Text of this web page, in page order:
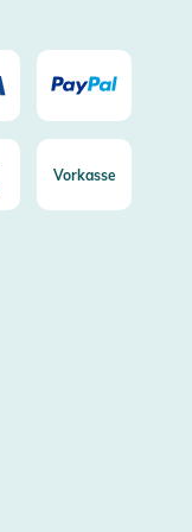
Vorkasse